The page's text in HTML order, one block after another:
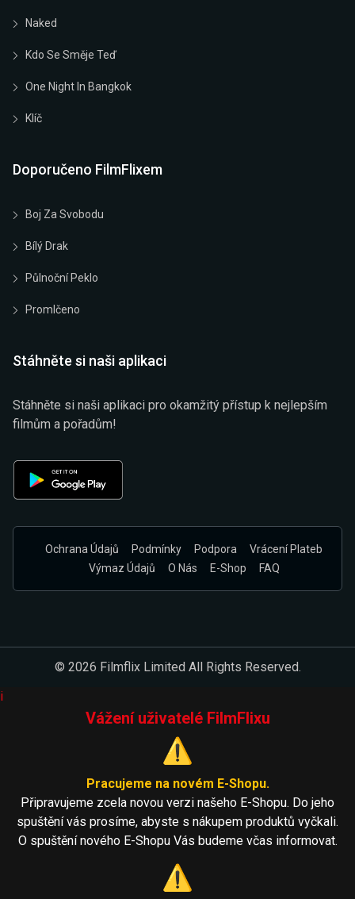
Naked
Kdo Se Směje Teď
One Night In Bangkok
Klíč
Doporučeno FilmFlixem
Boj Za Svobodu
Bílý Drak
Půlnoční Peklo
Promlčeno
Stáhněte si naši aplikaci
Stáhněte si naši aplikaci pro okamžitý přístup k nejlepším
filmům a pořadům!
Ochrana Údajů Podmínky Podpora
Vrácení Plateb
Výmaz Údajů
O Nás E-Shop FAQ
© 2026 Filmflix Limited All Rights Reserved.
i
Vážení uživatelé FilmFlixu
⚠️
Pracujeme na novém E-Shopu.
Připravujeme zcela novou verzi našeho E-Shopu. Do jeho
spuštění vás prosíme, abyste s nákupem produktů vyčkali.
O spuštění nového E-Shopu Vás budeme včas informovat.
⚠️